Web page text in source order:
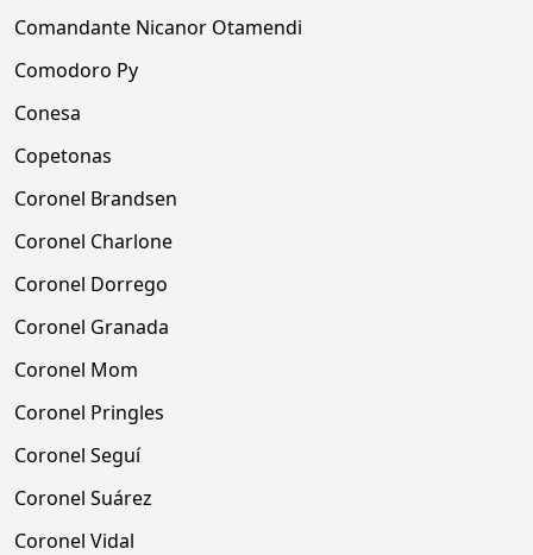
Comandante Nicanor Otamendi
Comodoro Py
Conesa
Copetonas
Coronel Brandsen
Coronel Charlone
Coronel Dorrego
Coronel Granada
Coronel Mom
Coronel Pringles
Coronel Seguí
Coronel Suárez
Coronel Vidal